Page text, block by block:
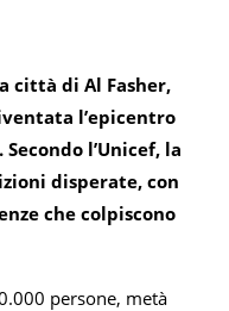
città di Al Fasher,
l’epicentro
l’Unicef, la
disperate, con
che colpiscono
persone, metà